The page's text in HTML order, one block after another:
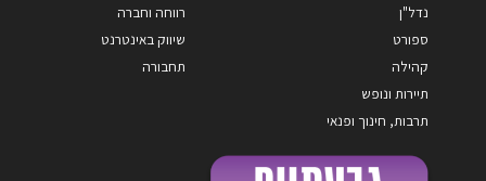
נדל"ן
ספורט
קהילה
תיירות ונופש
תרבות, חינוך ופנאי
רווחה וחברה
שיווק באינטרנט
תחבורה